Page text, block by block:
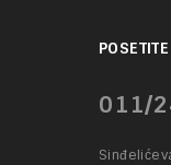
011/